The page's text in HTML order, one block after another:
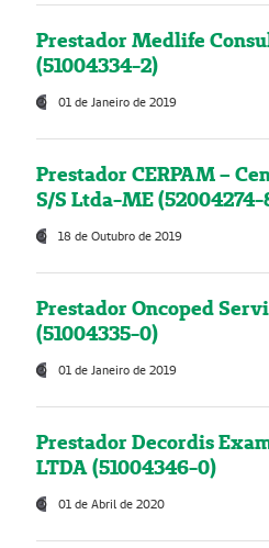
Prestador Medlife
(51004334-2)
01 de Janeiro de 2019
Prestador CERPAM –
S/S Ltda-ME (52004274-
18 de Outubro de 2019
Prestador Oncoped
(51004335-0)
01 de Janeiro de 2019
Prestador Decordis
LTDA (51004346-0)
01 de Abril de 2020